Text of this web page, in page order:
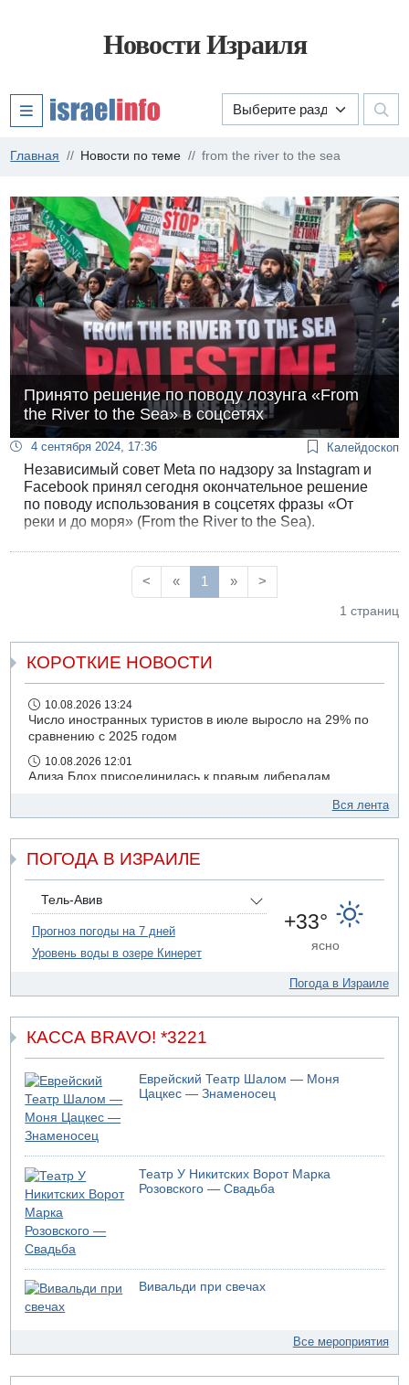
Новости Израиля
Главная Новости по теме from the river to the sea
Принято решение по поводу лозунга «From
the River to the Sea» в соцсетях
4 сентября 2024, 17:36 Калейдоскоп
Независимый совет Meta по надзору за Instagram и
Facebook принял сегодня окончательное решение
по поводу использования в соцсетях фразы «От
реки и до моря» (From the River to the Sea).
< « 1 » >
1 страниц
КОРОТКИЕ НОВОСТИ
10.08.2026 13:24
Число иностранных туристов в июле выросло на 29% по
сравнению с 2025 годом
10.08.2026 12:01
Ализа Блох присоединилась к правым либералам
На 4-м шоссе погиб под колесами автомобиля мужчина
09.08.2026 20:04
Сын экс-депутата от партии ШАС арестован за
09.08.2026 19:36
16-летний подросток разбился насмерть при падении
со скалы в районе пещеры Кешет
16-летний подросток упал со скалы в районе пещеры
Вся лента
ПОГОДА В ИЗРАИЛЕ
Тель-Авив
Прогноз погоды на 7 дней
Уровень воды в озере Кинерет
+33°
ясно
Погода в Израиле
КАССА BRAVO! *3221
Еврейский Театр Шалом — Моня
Цацкес — Знаменосец
Театр У Никитских Ворот Марка
Розовского — Свадьба
Вивальди при свечах
Все мероприятия